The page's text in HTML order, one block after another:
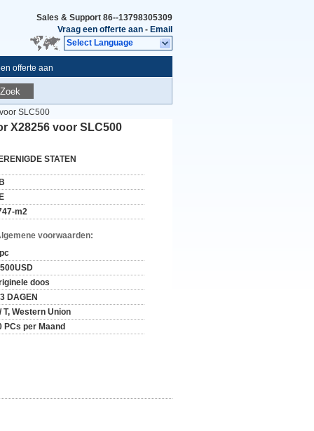
Sales & Support 86--13798305309
Vraag een offerte aan - Email
Select Language
offerte aan
Zoek
SLC500
X28256 voor SLC500
STATEN
m2
voorwaarden:
doos
DAGEN
T, Western Union
PCs per Maand